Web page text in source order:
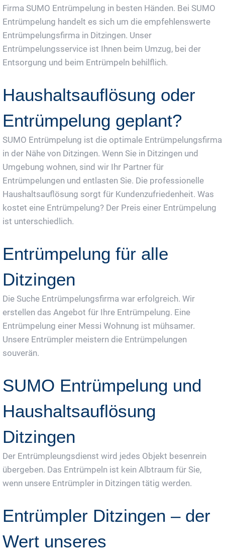
Firma SUMO Entrümpelung in besten Händen. Bei SUMO
Entrümpelung handelt es sich um die empfehlenswerte
Entrümpelungsfirma in Ditzingen. Unser
Entrümpelungsservice ist Ihnen beim Umzug, bei der
Entsorgung und beim Entrümpeln behilflich.
Haushaltsauflösung oder
Entrümpelung geplant?
SUMO Entrümpelung ist die optimale Entrümpelungsfirma
in der Nähe von Ditzingen. Wenn Sie in Ditzingen und
Umgebung wohnen, sind wir Ihr Partner für
Entrümpelungen und entlasten Sie. Die professionelle
Haushaltsauflösung sorgt für Kundenzufriedenheit. Was
kostet eine Entrümpelung? Der Preis einer Entrümpelung
ist unterschiedlich.
Entrümpelung für alle
Ditzingen
Die Suche Entrümpelungsfirma war erfolgreich. Wir
erstellen das Angebot für Ihre Entrümpelung. Eine
Entrümpelung einer Messi Wohnung ist mühsamer.
Unsere Entrümpler meistern die Entrümpelungen
souverän.
SUMO Entrümpelung und
Haushaltsauflösung
Ditzingen
Der Entrümpleungsdienst wird jedes Objekt besenrein
übergeben. Das Entrümpeln ist kein Albtraum für Sie,
wenn unsere Entrümpler in Ditzingen tätig werden.
Entrümpler Ditzingen – der
Wert unseres